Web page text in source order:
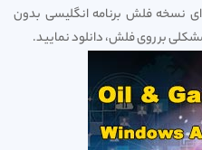
نسخه فلش برنامه انگلیسی بدون